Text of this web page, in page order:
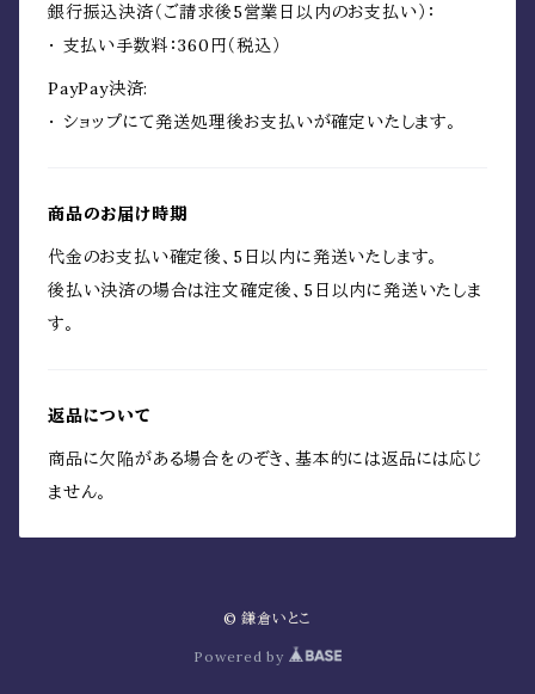
銀行振込決済（ご請求後5営業日以内のお支払い）：
・ 支払い手数料：360円（税込）
PayPay決済:
・ ショップにて発送処理後お支払いが確定いたします。
商品のお届け時期
代金のお支払い確定後、5日以内に発送いたします。
後払い決済の場合は注文確定後、5日以内に発送いたしま
す。
返品について
商品に欠陥がある場合をのぞき、基本的には返品には応じ
ません。
© 鎌倉いとこ
Powered by